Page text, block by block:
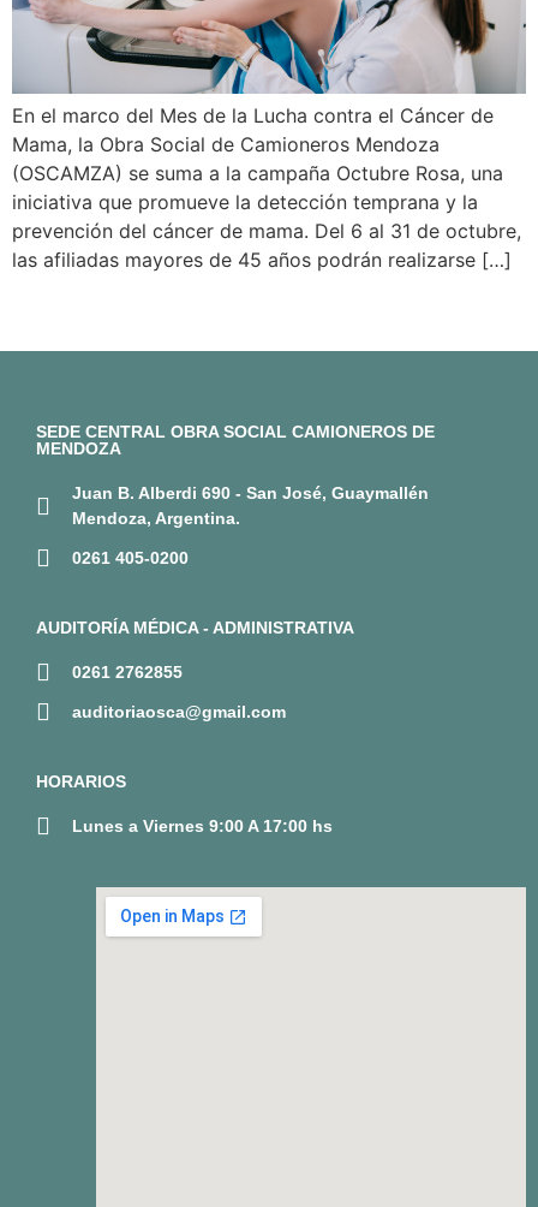
En el marco del Mes de la Lucha contra el Cáncer de
Mama, la Obra Social de Camioneros Mendoza
(OSCAMZA) se suma a la campaña Octubre Rosa, una
iniciativa que promueve la detección temprana y la
prevención del cáncer de mama. Del 6 al 31 de octubre,
las afiliadas mayores de 45 años podrán realizarse […]
SEDE CENTRAL OBRA SOCIAL CAMIONEROS DE
MENDOZA
Juan B. Alberdi 690 - San José, Guaymallén
Mendoza, Argentina.
0261 405-0200
AUDITORÍA MÉDICA - ADMINISTRATIVA
0261 2762855
auditoriaosca@gmail.com
HORARIOS
Lunes a Viernes 9:00 A 17:00 hs